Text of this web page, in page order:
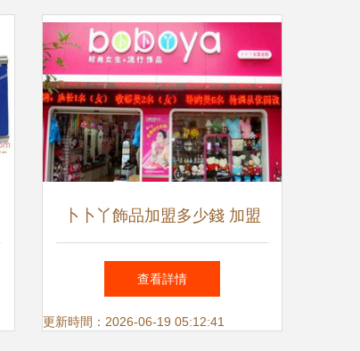
卜卜丫飾品加盟多少錢 加盟
店分布 加盟電話 加盟條件
u88加盟網
查看詳情
更新時間：2026-06-19 05:12:41